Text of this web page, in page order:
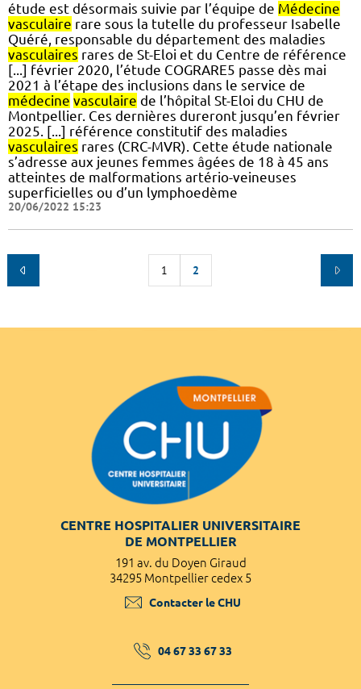
étude est désormais suivie par l’équipe de Médecine
vasculaire rare sous la tutelle du professeur Isabelle
Quéré, responsable du département des maladies
vasculaires rares de St-Eloi et du Centre de référence
[...] février 2020, l’étude COGRARE5 passe dès mai
2021 à l’étape des inclusions dans le service de
médecine vasculaire de l’hôpital St-Eloi du CHU de
Montpellier. Ces dernières dureront jusqu’en février
2025. [...] référence constitutif des maladies
vasculaires rares (CRC-MVR). Cette étude nationale
s’adresse aux jeunes femmes âgées de 18 à 45 ans
atteintes de malformations artério-veineuses
superficielles ou d’un lymphoedème
20/06/2022 15:23
1 2
CENTRE HOSPITALIER UNIVERSITAIRE
DE MONTPELLIER
191 av. du Doyen Giraud
34295 Montpellier cedex 5
Contacter le CHU
04 67 33 67 33